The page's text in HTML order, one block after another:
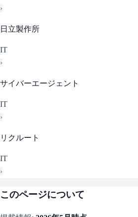
›
日立製作所
IT
›
サイバーエージェント
IT
›
リクルート
IT
›
このページについて